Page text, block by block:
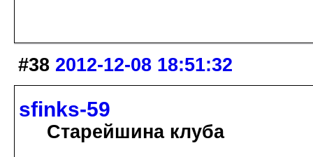
#38 2012-12-08 18:51:32
sfinks-59
Старейшина клуба